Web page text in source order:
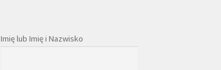
Imię lub Imię i Nazwisko